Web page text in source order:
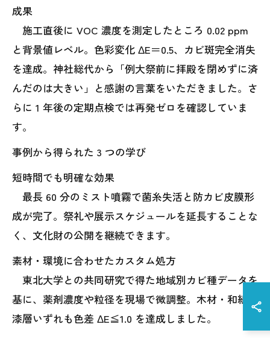
成果
施工直後に VOC 濃度を測定したところ 0.02 ppm
と背景値レベル。色彩変化 ΔE＝0.5、カビ斑完全消失
を達成。神社総代から「例大祭前に拝殿を閉めずに済
んだのは大きい」と感謝の言葉をいただきました。さ
らに 1 年後の定期点検では再発ゼロを確認していま
す。
事例から得られた 3 つの学び
短時間でも明確な効果
最長 60 分のミスト噴霧で菌糸失活と防カビ皮膜形
成が完了。祭礼や展示スケジュールを延長することな
く、文化財の公開を継続できます。
素材・環境に合わせたカスタム処方
東北大学との共同研究で得た地域別カビ種データを
基に、薬剤濃度や粒径を現場で微調整。木材・和紙・
漆層いずれも色差 ΔE≦1.0 を達成しました。